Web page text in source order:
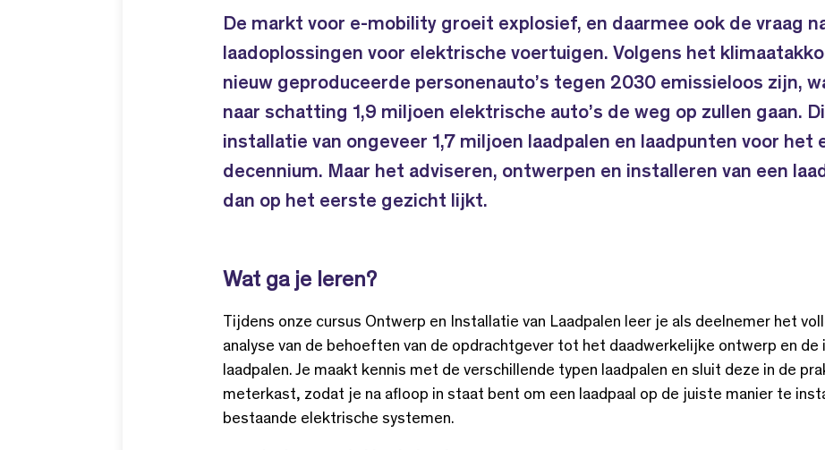
De markt voor e-mobility groeit explosief, en daarmee ook de vraag
laadoplossingen voor elektrische voertuigen. Volgens het
nieuw geproduceerde personenauto’s tegen 2030 emissieloos zijn,
naar schatting 1,9 miljoen elektrische auto’s de weg op zullen gaan.
installatie van ongeveer 1,7 miljoen laadpalen en laadpunten voor het
decennium. Maar het adviseren, ontwerpen en installeren van een
dan op het eerste gezicht lijkt.
Wat ga je leren?
Tijdens onze cursus Ontwerp en Installatie van Laadpalen leer je als deelnemer het
analyse van de behoeften van de opdrachtgever tot het daadwerkelijke ontwerp en de
laadpalen. Je maakt kennis met de verschillende typen laadpalen en sluit deze in de
meterkast, zodat je na afloop in staat bent om een laadpaal op de juiste manier te
bestaande elektrische systemen.